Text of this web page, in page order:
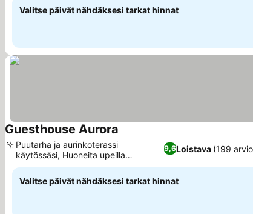
Valitse päivät nähdäksesi tarkat hinnat
Guesthouse Aurora
9,6Loistava (199
Puutarha ja aurinkoterassi
käytössäsi, Huoneita upeilla
merinäköaloilla
Valitse päivät nähdäksesi tarkat hinnat